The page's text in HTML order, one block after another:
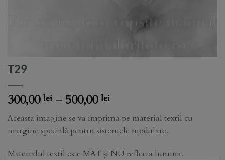
T29
300,00 lei – 500,00 leiPrice
300,00 lei
through
500,00 lei
Aceasta imagine se va imprima pe material textil cu
margine specială pentru sistemele modulare.
Materialul textil este MAT și NU reflecta lumina.